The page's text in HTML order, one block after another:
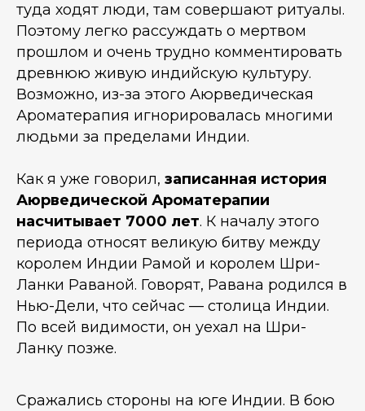
туда ходят люди, там совершают ритуалы.
Поэтому легко рассуждать о мертвом
прошлом и очень трудно комментировать
древнюю живую индийскую культуру.
Возможно, из-за этого Аюрведическая
Ароматерапия игнорировалась многими
людьми за пределами Индии.
Как я уже говорил, записанная история
Аюрведической Ароматерапии
насчитывает 7000 лет. К началу этого
периода относят великую битву между
королем Индии Рамой и королем Шри-
Ланки Раваной. Говорят, Равана родился в
Нью-Дели, что сейчас — столица Индии.
По всей видимости, он уехал на Шри-
Ланку позже.
Сражались стороны на юге Индии. В бою